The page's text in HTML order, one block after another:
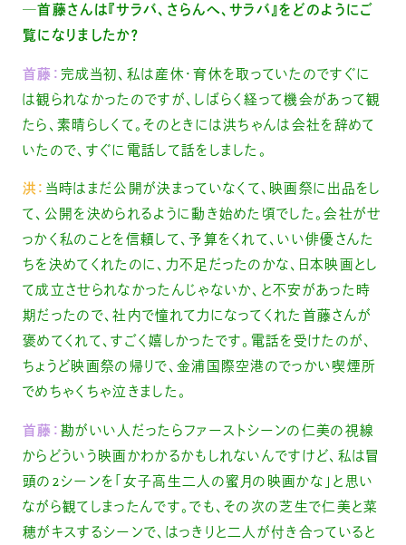
─首藤さんは『サラバ、さらんへ、サラバ』をどのようにご
覧になりましたか？
首藤：完成当初、私は産休・育休を取っていたのですぐに
は観られなかったのですが、しばらく経って機会があって観
たら、素晴らしくて。そのときには洪ちゃんは会社を辞めて
いたので、すぐに電話して話をしました。
洪： 当時はまだ公開が決まっていなくて、映画祭に出品をし
て、公開を決められるように動き始めた頃でした。会社がせ
っかく私のことを信頼して、予算をくれて、いい俳優さんた
ちを決めてくれたのに、力不足だったのかな、日本映画とし
て成立させられなかったんじゃないか、と不安があった時
期だったので、社内で憧れて力になってくれた首藤さんが
褒めてくれて、すごく嬉しかったです。電話を受けたのが、
ちょうど映画祭の帰りで、金浦国際空港のでっかい喫煙所
でめちゃくちゃ泣きました。
首藤：勘がいい人だったらファーストシーンの仁美の視線
からどういう映画かわかるかもしれないんですけど、私は冒
頭の2シーンを「女子高生二人の蜜月の映画かな」と思い
ながら観てしまったんです。でも、その次の芝生で仁美と菜
穂がキスするシーンで、はっきりと二人が付き合っていると